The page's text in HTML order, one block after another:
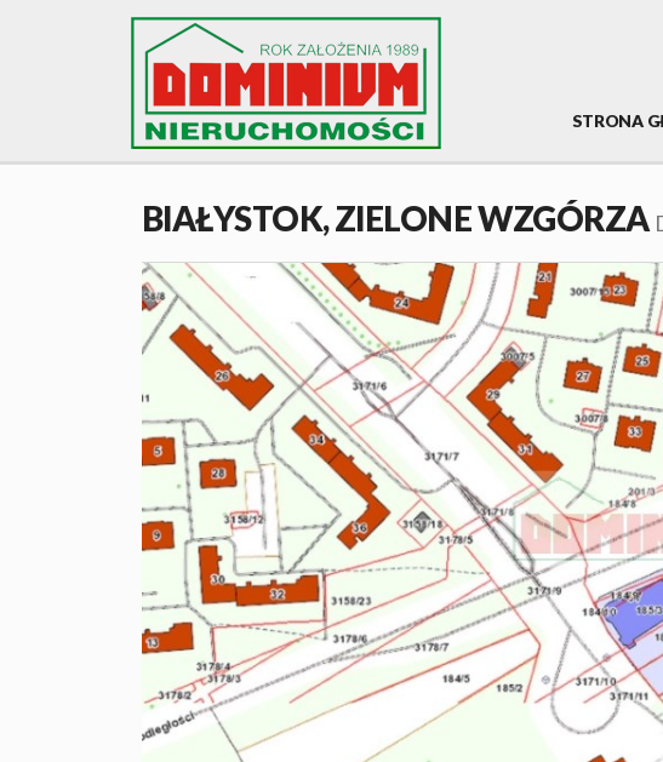
STRONA
BIAŁYSTOK,ZIELONE WZGÓRZA